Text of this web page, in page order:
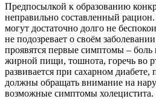
Предпосылкой к образованию
неправильно составленный
могут достаточно долго не
не подозревает о своём
проявятся первые симптомы – боль
жирной пищи, тошнота, горечь во
развивается при сахарном
должны обращать внимание на
возможные симптомы холецистита.